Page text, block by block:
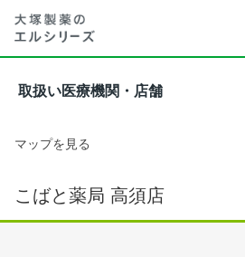
取扱い医療機関・店舗
マップを見る
こばと薬局 高須店